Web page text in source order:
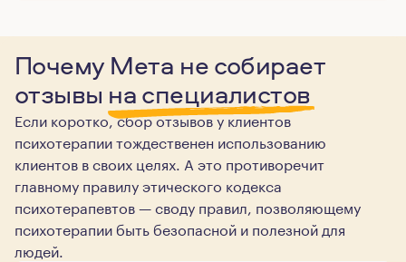
Почему Мета не собирает
отзывы на специалистов
Если коротко, сбор отзывов у клиентов
психотерапии тождественен использованию
клиентов в своих целях. А это противоречит
главному правилу этического кодекса
психотерапевтов — своду правил, позволяющему
психотерапии быть безопасной и полезной для
людей.